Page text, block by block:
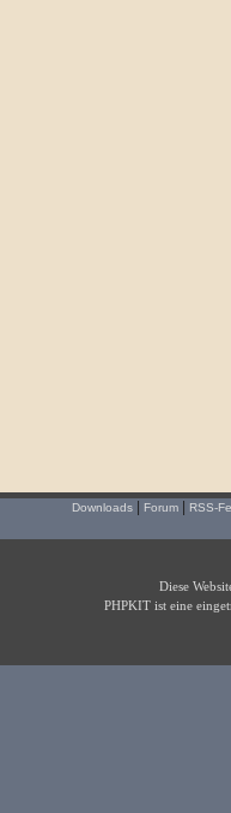
Downloads Forum RSS-
Diese
PHPKIT ist eine